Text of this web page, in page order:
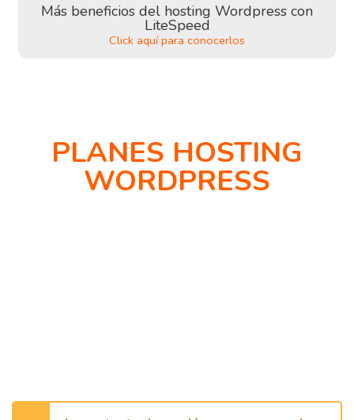
Más beneficios del hosting Wordpress con
LiteSpeed
Click aquí para conocerlos
PLANES HOSTING
WORDPRESS